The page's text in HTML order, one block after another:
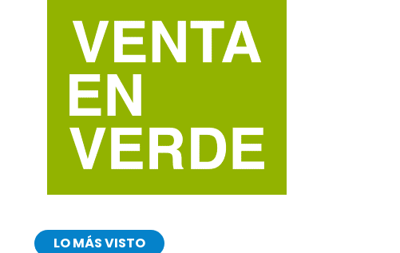
LO MÁS VISTO